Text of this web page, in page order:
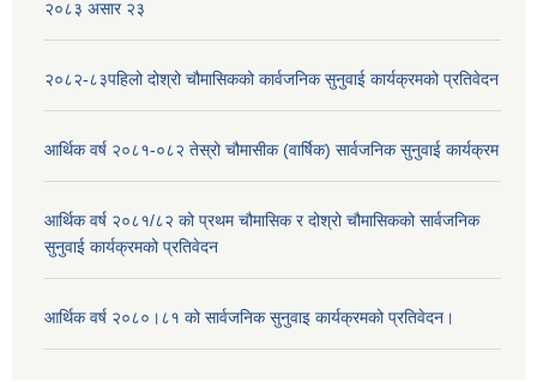
२०८३ असार २३
२०८२-८३पहिलो दोश्रो चौमासिकको कार्वजनिक सुनुवाई कार्यक्रमको प्रतिवेदन
आर्थिक वर्ष २०८१-०८२ तेस्रो चौमासीक (वार्षिक) सार्वजनिक सुनुवाई कार्यक्रम
आर्थिक वर्ष २०८१/८२ को प्रथम चौमासिक र दोश्रो चौमासिकको सार्वजनिक
सुनुवाई कार्यक्रमको प्रतिवेदन
आर्थिक वर्ष २०८०।८१ को सार्वजनिक सुनुवाइ कार्यक्रमको प्रतिवेदन।